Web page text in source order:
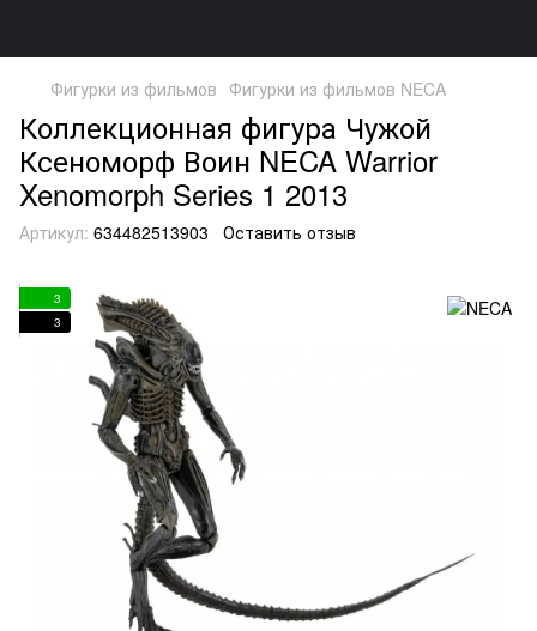
Фигурки из фильмов Фигурки из фильмов NECA
Коллекционная фигура Чужой
Ксеноморф Воин NECA Warrior
Xenomorph Series 1 2013
Артикул: 634482513903 Оставить отзыв
3
3